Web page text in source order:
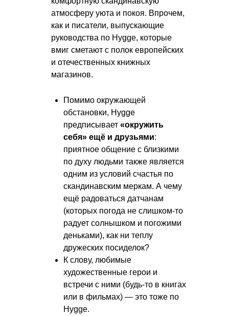
атмосферу уюта и покоя. Впрочем,
как и писатели, выпускающие
руководства по Hygge, которые
вмиг сметают с полок европейских
и отечественных книжных
магазинов.
Помимо окружающей
обстановки, Hygge
предписывает «окружить
себя» ещё и друзьями:
приятное общение с близкими
по духу людьми также является
одним из условий счастья по
скандинавским меркам. А чему
ещё радоваться датчанам
(которых погода не слишком-то
радует солнышком и погожими
деньками), как ни теплу
дружеских посиделок?
К слову, любимые
художественные герои и
встречи с ними (будь-то в книгах
или в фильмах) — это тоже по
Hygge.